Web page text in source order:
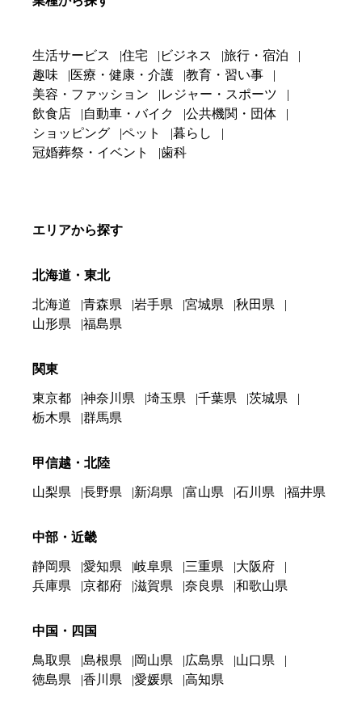
生活サービス 住宅 ビジネス
旅行・宿泊
趣味
医療・健康・介護
教育・習い事
美容・ファッション
レジャー・スポーツ
飲食店
自動車・バイク
公共機関・団体
ショッピング
ペット
暮らし
冠婚葬祭・イベント
歯科
エリアから探す
北海道・東北
北海道 青森県 岩手県 宮城県
秋田県
山形県
福島県
関東
東京都 神奈川県 埼玉県 千葉県
茨城県
栃木県
群馬県
甲信越・北陸
山梨県 長野県 新潟県 富山県 石川県 福井県
中部・近畿
静岡県 愛知県 岐阜県 三重県
大阪府
兵庫県
京都府 滋賀県 奈良県 和歌山県
中国・四国
鳥取県 島根県 岡山県 広島県
山口県
徳島県
香川県 愛媛県 高知県